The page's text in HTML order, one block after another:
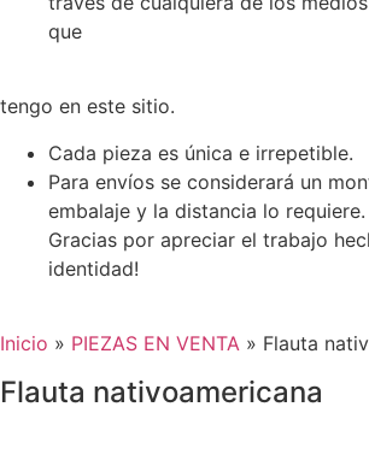
que
tengo en este sitio.
Cada pieza es única e irrepetible.
Para envíos se considerará un
embalaje y la distancia lo requiere.
Gracias por apreciar el trabajo
identidad!
Inicio » PIEZAS EN VENTA » Flauta
Flauta nativoamericana